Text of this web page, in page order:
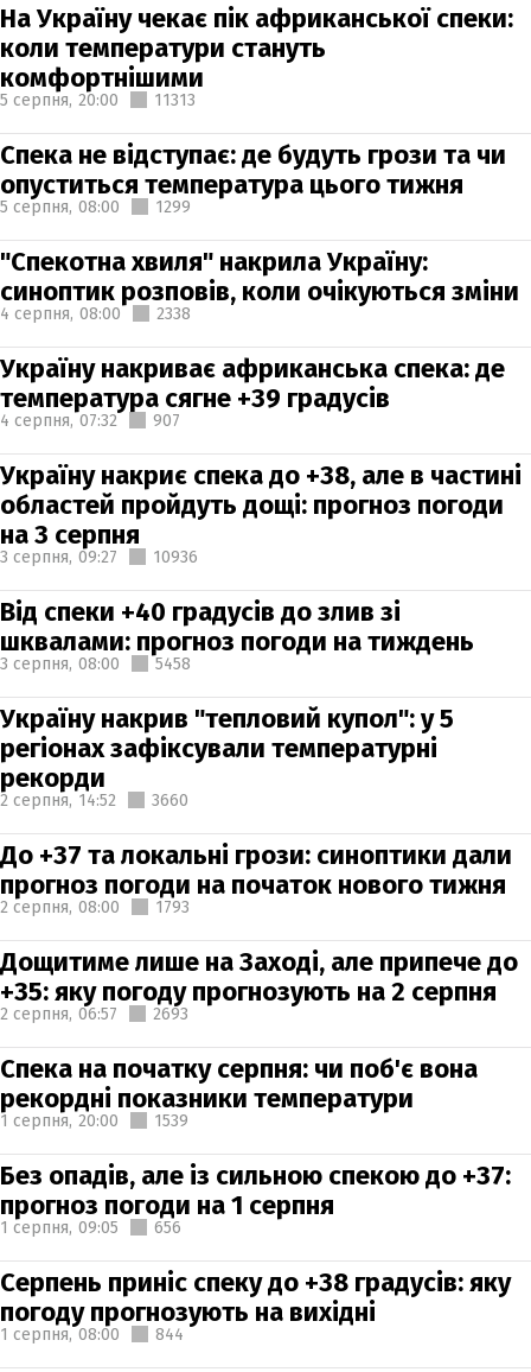
На Україну чекає пік африканської спеки:
коли температури стануть
комфортнішими
5 серпня, 20:00 11313
Спека не відступає: де будуть грози та чи
опуститься температура цього тижня
5 серпня, 08:00 1299
"Спекотна хвиля" накрила Україну:
синоптик розповів, коли очікуються зміни
4 серпня, 08:00 2338
Україну накриває африканська спека: де
температура сягне +39 градусів
4 серпня, 07:32 907
Україну накриє спека до +38, але в частині
областей пройдуть дощі: прогноз погоди
на 3 серпня
3 серпня, 09:27 10936
Від спеки +40 градусів до злив зі
шквалами: прогноз погоди на тиждень
3 серпня, 08:00 5458
Україну накрив "тепловий купол": у 5
регіонах зафіксували температурні
рекорди
2 серпня, 14:52 3660
До +37 та локальні грози: синоптики дали
прогноз погоди на початок нового тижня
2 серпня, 08:00 1793
Дощитиме лише на Заході, але припече до
+35: яку погоду прогнозують на 2 серпня
2 серпня, 06:57 2693
Спека на початку серпня: чи поб'є вона
рекордні показники температури
1 серпня, 20:00 1539
Без опадів, але із сильною спекою до +37:
прогноз погоди на 1 серпня
1 серпня, 09:05 656
Серпень приніс спеку до +38 градусів: яку
погоду прогнозують на вихідні
1 серпня, 08:00 844